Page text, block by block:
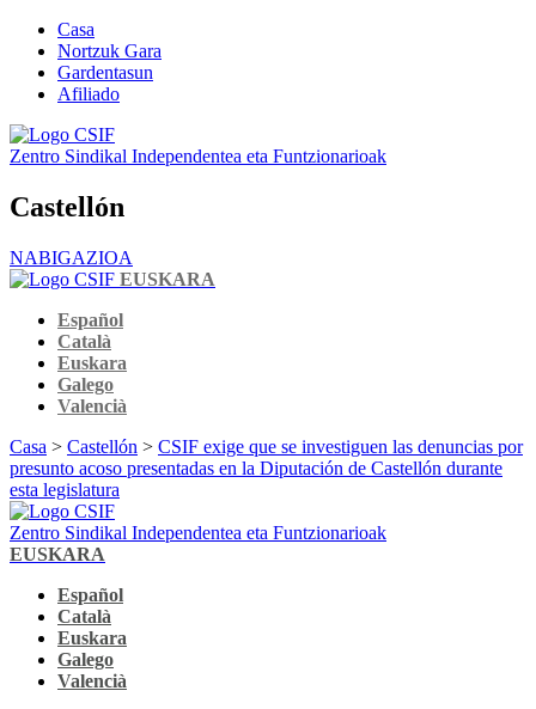
Casa
Nortzuk Gara
Gardentasun
Afiliado
Zentro Sindikal Independentea eta Funtzionarioak
Castellón
NABIGAZIOA
EUSKARA
Español
Català
Euskara
Galego
Valencià
Casa > Castellón > CSIF exige que se investiguen las denuncias por
presunto acoso presentadas en la Diputación de Castellón durante
esta legislatura
Zentro Sindikal Independentea eta Funtzionarioak
EUSKARA
Español
Català
Euskara
Galego
Valencià